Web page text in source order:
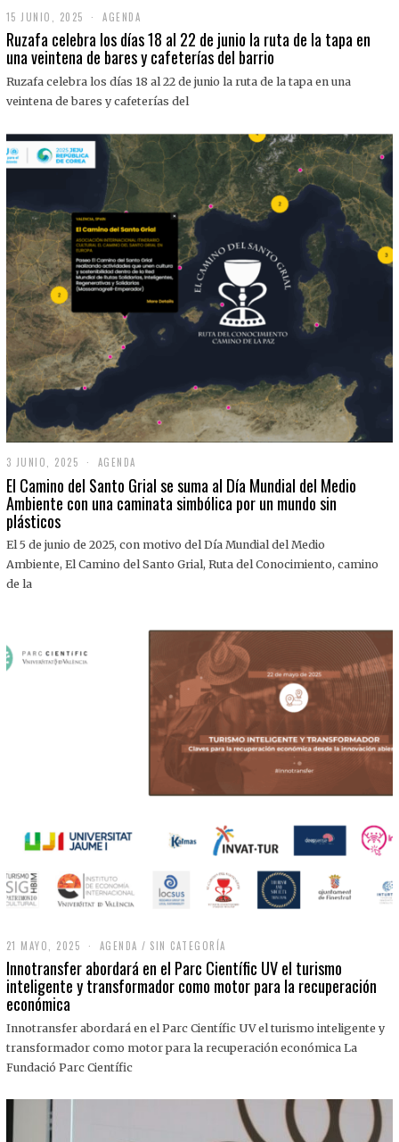
15 JUNIO, 2025
J
U
I
O
0
2
5
AGENDA
Ruzafa celebra los días 18 al 22 de junio la ruta de la tapa en
una veintena de bares y cafeterías del barrio
Ruzafa celebra los días 18 al 22 de junio la ruta de la tapa en una
veintena de bares y cafeterías del
3 JUNIO, 2025
J
U
N
,
0
AGENDA
El Camino del Santo Grial se suma al Día Mundial del Medio
Ambiente con una caminata simbólica por un mundo sin
plásticos
El 5 de junio de 2025, con motivo del Día Mundial del Medio
Ambiente, El Camino del Santo Grial, Ruta del Conocimiento, camino
de la
21 MAYO, 2025
M
A
Y
,
0
2
AGENDA / SIN CATEGORÍA
Innotransfer abordará en el Parc Científic UV el turismo
inteligente y transformador como motor para la recuperación
económica
Innotransfer abordará en el Parc Científic UV el turismo inteligente y
transformador como motor para la recuperación económica La
Fundació Parc Científic